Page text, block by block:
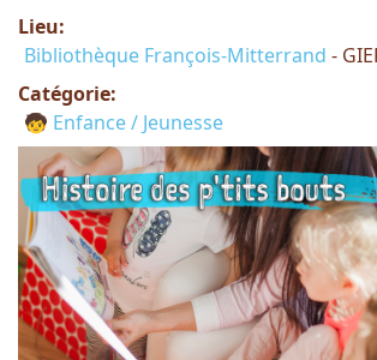
Lieu:
Bibliothèque François-Mitterrand -
Catégorie:
🧒 Enfance / Jeunesse